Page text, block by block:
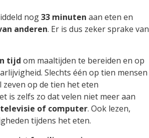
nog33 minuten aan eten en
anderen. Er is dus zeker sprake van
tijd om maaltijden te bereiden en op
Slechts één op tien mensen
op de tien het eten
is zelfs zo dat velen niet meer aan
of computer. Ook lezen,
tijdens het eten.